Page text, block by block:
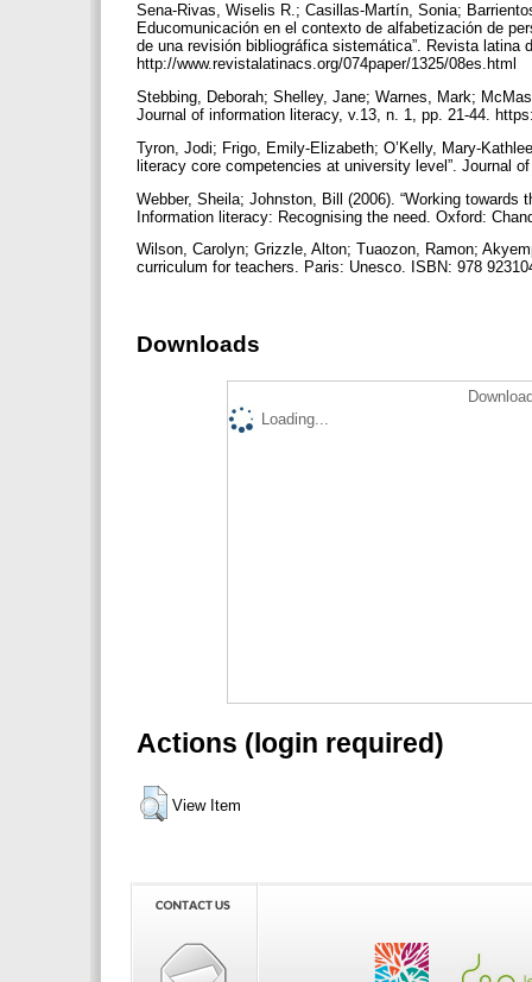
Sena-Rivas, Wiselis R.; Casillas-Martín, Sonia;
Educomunicación en el contexto de alfabetización de
de una revisión bibliográfica sistemática”. Revista latina
http://www.revistalatinacs.org/074paper/1325/08es.html
Stebbing, Deborah; Shelley, Jane; Warnes, Mark;
Journal of information literacy, v.13, n. 1, pp. 21-44.
Tyron, Jodi; Frigo, Emily-Elizabeth; O’Kelly, Mary-
literacy core competencies at university level”. Journal
Webber, Sheila; Johnston, Bill (2006). “Working
Information literacy: Recognising the need. Oxford:
Wilson, Carolyn; Grizzle, Alton; Tuaozon, Ramon;
curriculum for teachers. Paris: Unesco. ISBN: 978
Downloads
Loading...
Actions (login required)
View Item